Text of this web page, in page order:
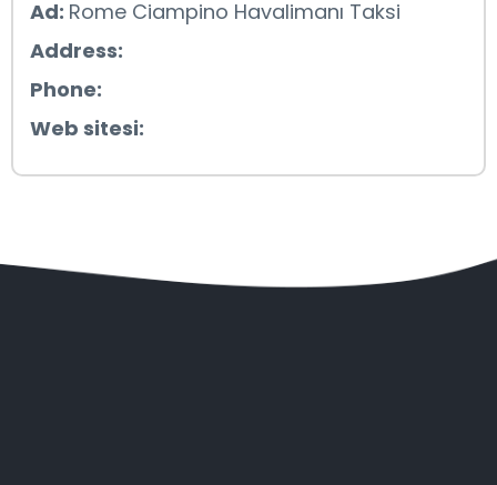
Ad: Rome Ciampino Havalimanı Taksi
Address:
Phone:
Web sitesi: